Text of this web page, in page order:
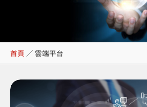
雲端平台
首頁 ／ 雲端平台